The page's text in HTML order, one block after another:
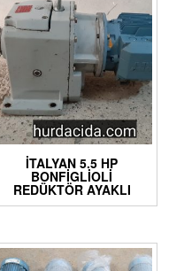
İTALYAN 5.5 HP
BONFIGLIOLI
REDÜKTÖR AYAKLI